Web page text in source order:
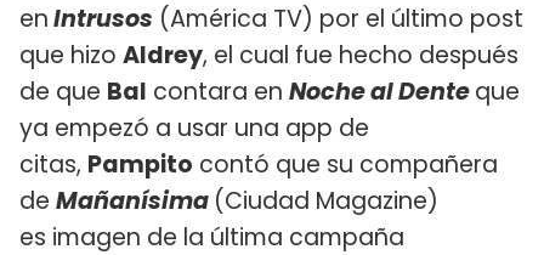
enIntrusos (América TV) por el último post
que hizo Aldrey, el cual fue hecho después
de que Bal contara en Noche al Denteque
ya empezó a usar una app de
citas, Pampito contó que su compañera
de Mañanísima (Ciudad Magazine)
es imagen de la última campaña